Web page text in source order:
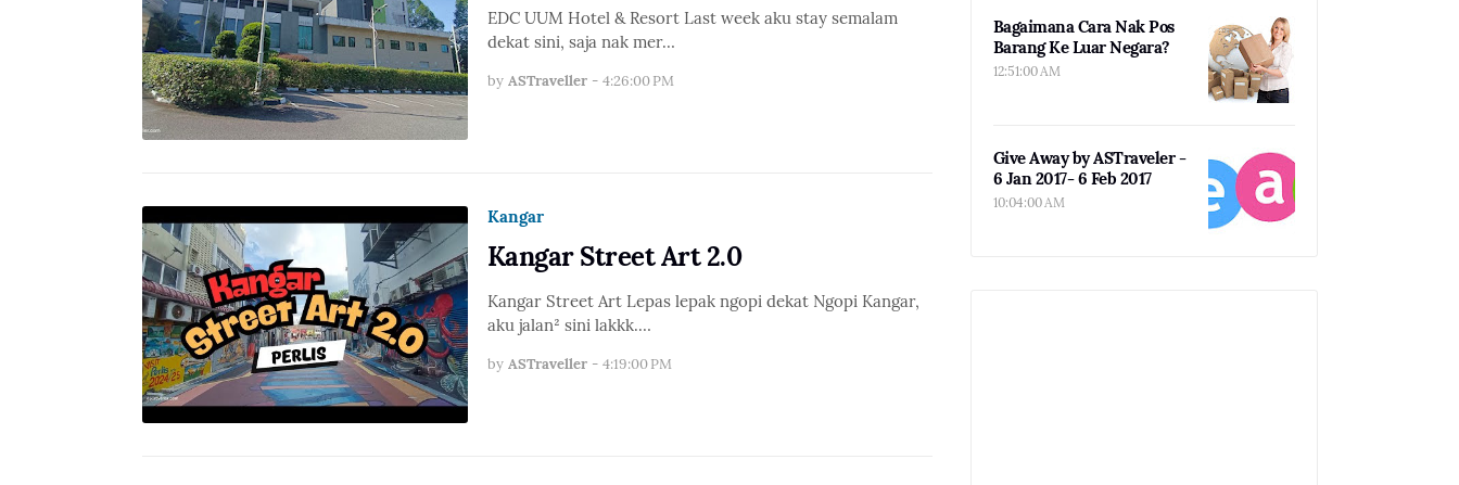
EDC UUM Hotel & Resort Last week aku stay semalam
dekat sini, saja nak mer…
by ASTraveller - 4:26:00 PM
Kangar
Kangar Street Art 2.0
Kangar Street Art Lepas lepak ngopi dekat Ngopi Kangar,
aku jalan² sini lakkk.…
by ASTraveller - 4:19:00 PM
Bagaimana Cara Nak Pos
Barang Ke Luar Negara?
12:51:00 AM
Give Away by ASTraveler -
6 Jan 2017- 6 Feb 2017
10:04:00 AM